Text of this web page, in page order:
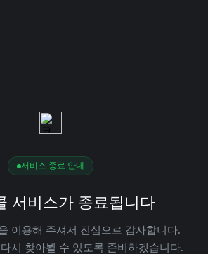
서비스 종료 안내
서비스가 종료됩니다
이용해 주셔서 진심으로 감사합니다.
시 찾아뵐 수 있도록 준비하겠습니다.